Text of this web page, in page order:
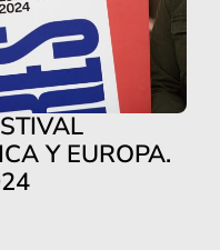
Y EUROPA.